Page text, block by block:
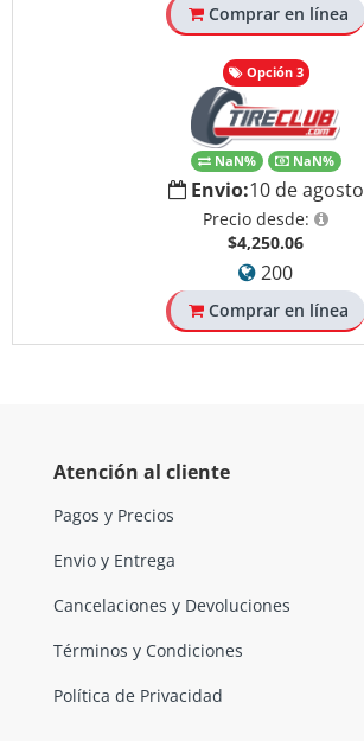
Comprar en línea
Opción 3
NaN% NaN%
Envio:10 de agosto
Precio desde:
$4,250.06
200
Comprar en línea
Atención al cliente
Pagos y Precios
Envio y Entrega
Cancelaciones y Devoluciones
Términos y Condiciones
Política de Privacidad